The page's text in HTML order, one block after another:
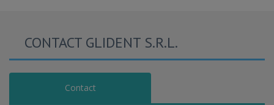
CONTACT GLIDENT S.R.L.
Contact